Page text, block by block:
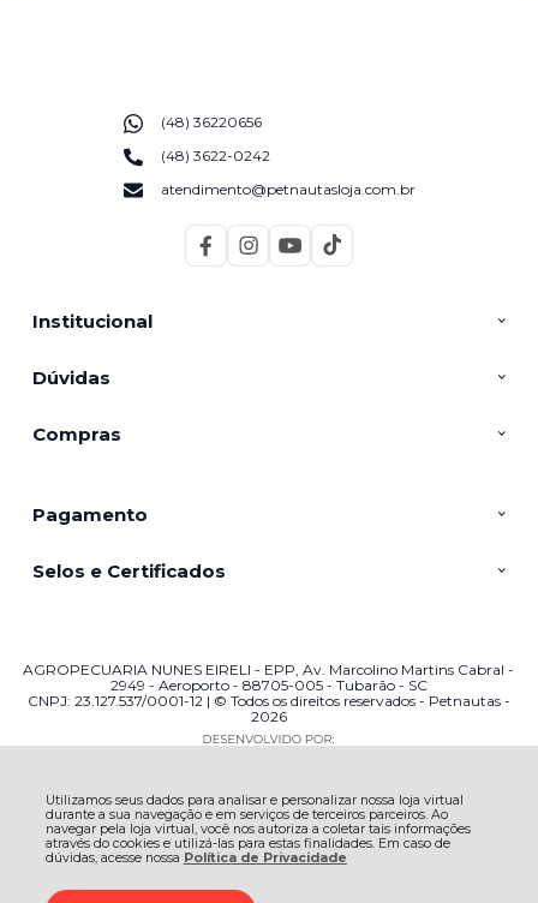
Utilizamos seus dados para analisar e personalizar nossa loja virtual
durante a sua navegação e em serviços de terceiros parceiros. Ao
navegar pela loja virtual, você nos autoriza a coletar tais informações
através do cookies e utilizá-las para estas finalidades. Em caso de
dúvidas, acesse nossa Política de Privacidade
Institucional
Dúvidas
Compras
(48) 36220656
(48) 3622-0242
atendimento@petnautasloja.com.br
Pagamento
Selos e Certificados
AGROPECUARIA NUNES EIRELI - EPP, Av. Marcolino Martins Cabral -
2949 - Aeroporto - 88705-005 - Tubarão - SC
CNPJ: 23.127.537/0001-12 | © Todos os direitos reservados - Petnautas -
2026